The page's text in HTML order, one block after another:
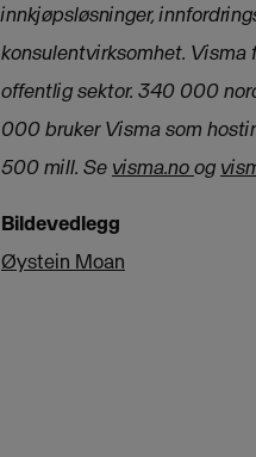
innkjøpsløsninger,
konsulentvirksomhet. Visma
offentlig sektor. 340 000
000 bruker Visma som
500 mill. Se visma.noog
Bildevedlegg
Øystein Moan